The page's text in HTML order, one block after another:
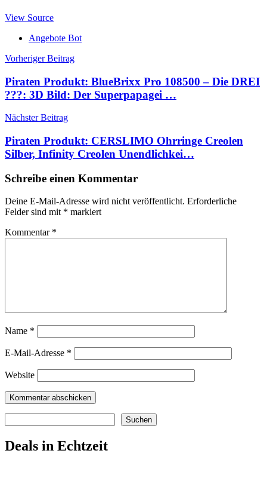
View Source
Angebote Bot
Beitragsnavigation
Vorheriger Beitrag
Piraten Produkt: BlueBrixx Pro 108500 – Die DREI
???: 3D Bild: Der Superpapagei …
Nächster Beitrag
Piraten Produkt: CERSLIMO Ohrringe Creolen
Silber, Infinity Creolen Unendlichkei…
Schreibe einen Kommentar
Deine E-Mail-Adresse wird nicht veröffentlicht. Erforderliche
Felder sind mit * markiert
Kommentar *
Name *
E-Mail-Adresse *
Website
Suchen
Deals in Echtzeit